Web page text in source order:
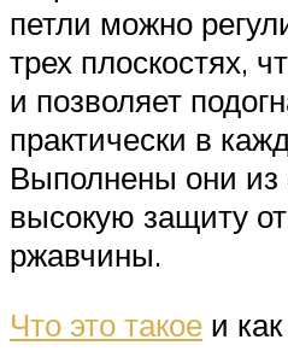
петли можно
трех плоскостях,
и позволяет
практически в
Выполнены они
высокую защиту
ржавчины.
Что это такое и